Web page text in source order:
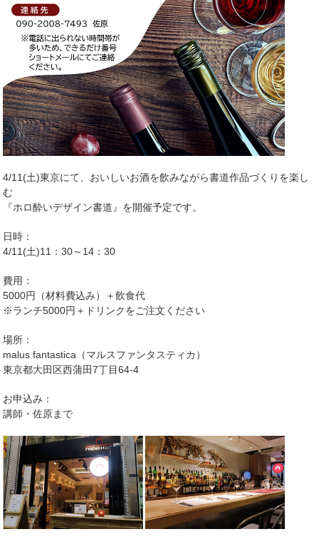
4/11(土)東京にて、おいしいお酒を飲みながら書道作品づくりを楽し
む
『ホロ酔いデザイン書道』を開催予定です。
日時：
4/11(土)11：30～14：30
費用：
5000円（材料費込み）＋飲食代
※ランチ5000円＋ドリンクをご注文ください
場所：
malus fantastica（マルスファンタスティカ）
東京都大田区西蒲田7丁目64-4
お申込み：
講師・佐原まで